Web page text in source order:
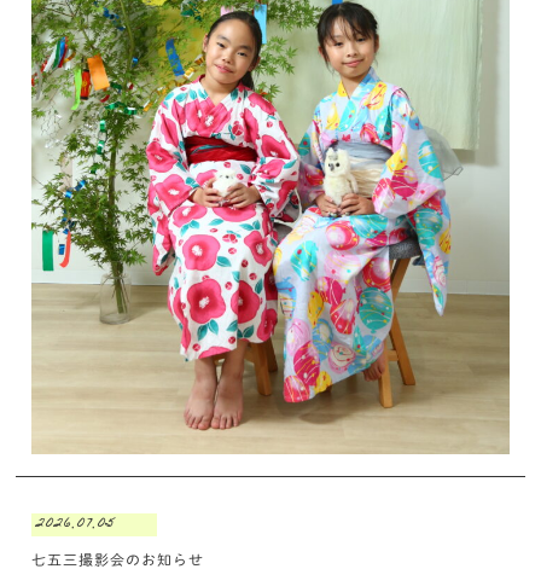
2026.07.05
七五三撮影会のお知らせ